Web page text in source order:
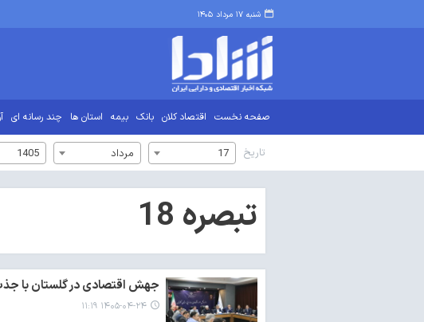
شنبه ۱۷ مرداد ۱۴۰۵
صفحه نخست اقتصاد کلان بانک بیمه استان ها چند رسانه ای
تاریخ 17 مرداد 1405
تبصره 18
جهش اقتصادی در گلستان با جذب ۹۳ درصدی تسهیلات
۱۴۰۵-۰۴-۲۴ ۱۱:۱۹